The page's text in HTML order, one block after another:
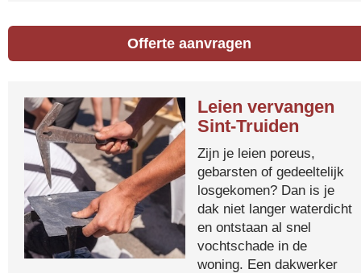
Offerte aanvragen
Leien vervangen
Sint-Truiden
Zijn je leien poreus,
gebarsten of gedeeltelijk
losgekomen? Dan is je
dak niet langer waterdicht
en ontstaan al snel
vochtschade in de
woning. Een dakwerker